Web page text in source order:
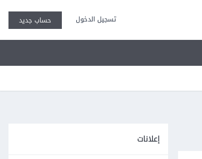
تسجيل الدخول حساب جديد
إعلانات